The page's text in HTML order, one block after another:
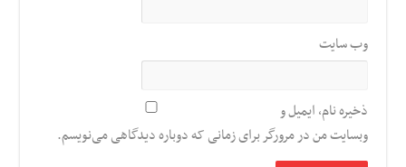
وب‌ سایت
ذخیره نام، ایمیل و
وبسایت من در مرورگر برای زمانی که دوباره دیدگاهی می‌نویسم.